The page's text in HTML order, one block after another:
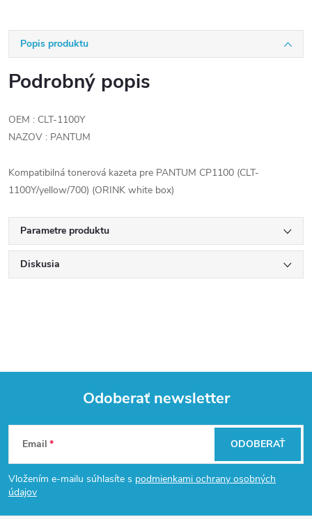
Popis produktu
Podrobný popis
OEM : CLT-1100Y
NAZOV : PANTUM
Kompatibilná tonerová kazeta pre PANTUM CP1100 (CLT-
1100Y/yellow/700) (ORINK white box)
Parametre produktu
Diskusia
Z
á
p
Odoberať newsletter
Email
Vložením e-mailu súhlasíte s podmienkami ochrany osobných
údajov
ODOBERAŤ